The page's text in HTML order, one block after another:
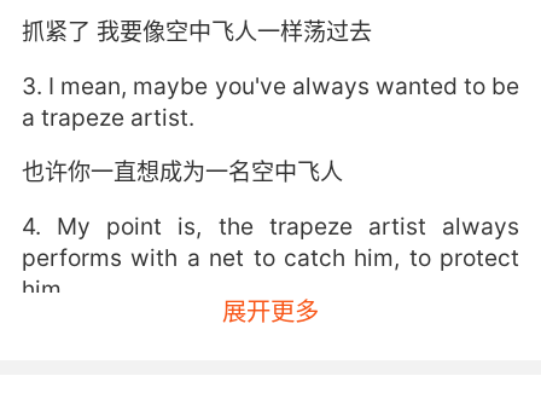
抓紧了 我要像空中飞人一样荡过去
3. I mean, maybe you've always wanted to be
a trapeze artist.
也许你一直想成为一名空中飞人
4. My point is, the trapeze artist always
performs with a net to catch him, to protect
him.
展开更多